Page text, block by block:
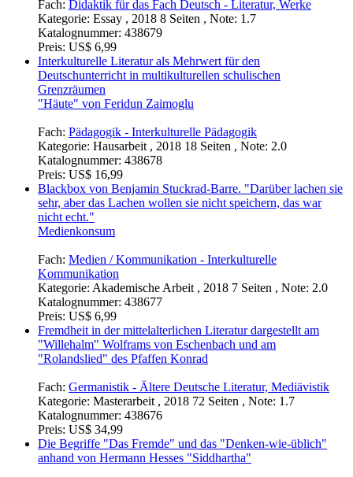
Fach: Didaktik für das Fach Deutsch - Literatur, Werke
Kategorie: Essay , 2018 8 Seiten , Note: 1.7
Katalognummer: 438679
Preis: US$ 6,99
Interkulturelle Literatur als Mehrwert für den
Deutschunterricht in multikulturellen schulischen
Grenzräumen
"Häute" von Feridun Zaimoglu
Fach: Pädagogik - Interkulturelle Pädagogik
Kategorie: Hausarbeit , 2018 18 Seiten , Note: 2.0
Katalognummer: 438678
Preis: US$ 16,99
Blackbox von Benjamin Stuckrad-Barre. "Darüber lachen sie
sehr, aber das Lachen wollen sie nicht speichern, das war
nicht echt."
Medienkonsum
Fach: Medien / Kommunikation - Interkulturelle
Kommunikation
Kategorie: Akademische Arbeit , 2018 7 Seiten , Note: 2.0
Katalognummer: 438677
Preis: US$ 6,99
Fremdheit in der mittelalterlichen Literatur dargestellt am
"Willehalm" Wolframs von Eschenbach und am
"Rolandslied" des Pfaffen Konrad
Fach: Germanistik - Ältere Deutsche Literatur, Mediävistik
Kategorie: Masterarbeit , 2018 72 Seiten , Note: 1.7
Katalognummer: 438676
Preis: US$ 34,99
Die Begriffe "Das Fremde" und das "Denken-wie-üblich"
anhand von Hermann Hesses "Siddhartha"